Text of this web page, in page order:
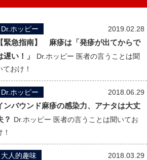
2019.02.28
Dr.ホッピー
【緊急指南】 麻疹は「発疹が出てからで
遅い！」
Dr.ホッピー 医者の言うことは聞
ておけ！
2018.06.29
Dr.ホッピー
ンバウンド麻疹の感染力、アナタは大丈
？ Dr.ホッピー 医者の言うことは聞いてお
！
2018.03.29
大人的趣味